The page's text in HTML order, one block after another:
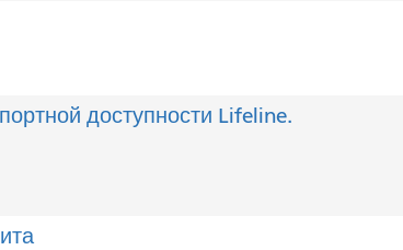
доступности Lifeline.